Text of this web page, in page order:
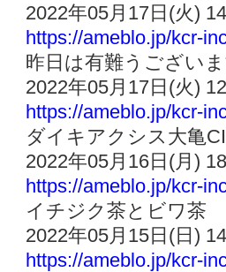
2022年05月17日(火)
https://ameblo.jp/kcr-
昨日は有難うござい
2022年05月17日(火)
https://ameblo.jp/kcr-
ダイキアクシス大亀
2022年05月16日(月)
https://ameblo.jp/kcr-
イチジク茶とビワ茶
2022年05月15日(日)
https://ameblo.jp/kcr-